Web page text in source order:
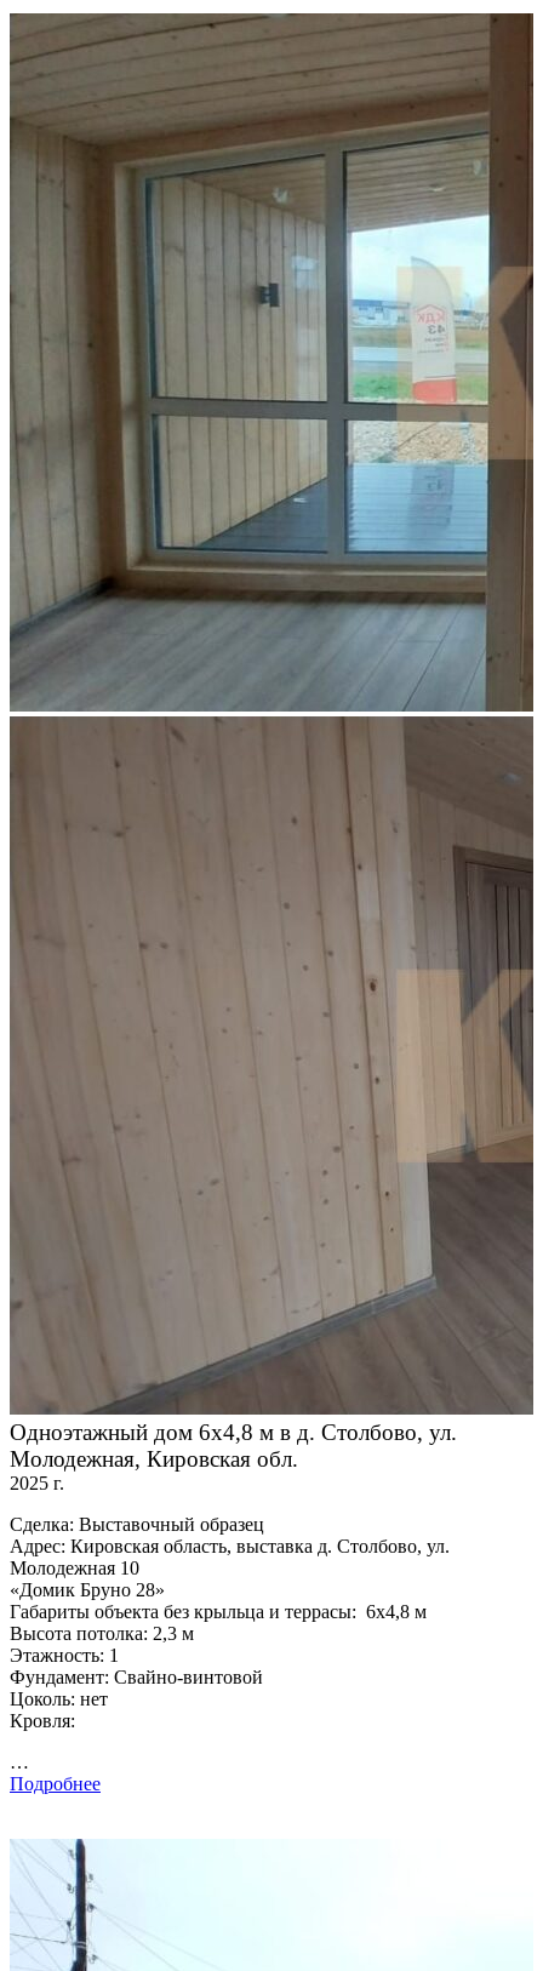
Одноэтажный дом 6х4,8 м в д. Столбово, ул.
Молодежная, Кировская обл.
2025 г.
Сделка: Выставочный образец
Адрес: Кировская область, выставка д. Столбово, ул.
Молодежная 10
«Домик Бруно 28»
Габариты объекта без крыльца и террасы: 6х4,8 м
Высота потолка: 2,3 м
Этажность: 1
Фундамент: Свайно-винтовой
Цоколь: нет
Кровля:
…
Подробнее